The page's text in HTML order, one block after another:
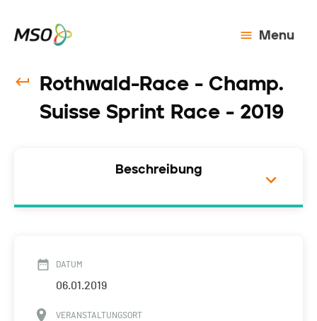
Menu
Rothwald-Race - Champ.
Suisse Sprint Race - 2019
Beschreibung
DATUM
06.01.2019
VERANSTALTUNGSORT